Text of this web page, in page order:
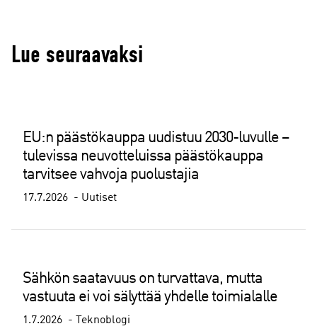
Lue seuraavaksi
EU:n päästökauppa uudistuu 2030-luvulle –
tulevissa neuvotteluissa päästökauppa
tarvitsee vahvoja puolustajia
17.7.2026 Uutiset
Sähkön saatavuus on turvattava, mutta
vastuuta ei voi sälyttää yhdelle toimialalle
1.7.2026 Teknoblogi